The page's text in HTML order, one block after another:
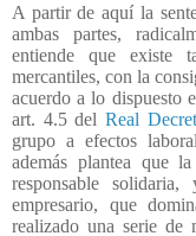
A partir de aquí la
ambas partes,
entiende que existe
mercantiles, con la
acuerdo a lo dispuesto
art. 4.5 delReal
grupo a efectos
además plantea que
responsable
empresario, que
realizado una serie de